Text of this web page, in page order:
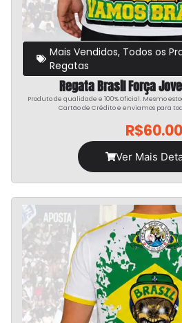
Mais Vendidos, Todos os
Regatas
Regata Brasil Força
Produto de qualidade e 100% Oficial. Mesmo
Cartão de Crédito e enviamos para
R$60.00
Ver Mais